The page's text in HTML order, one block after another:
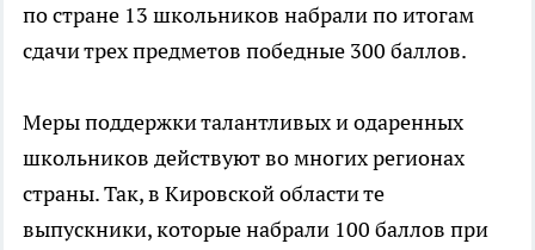
по стране 13 школьников набрали по итогам
сдачи трех предметов победные 300 баллов.
Меры поддержки талантливых и одаренных
школьников действуют во многих регионах
страны. Так, в Кировской области те
выпускники, которые набрали 100 баллов при